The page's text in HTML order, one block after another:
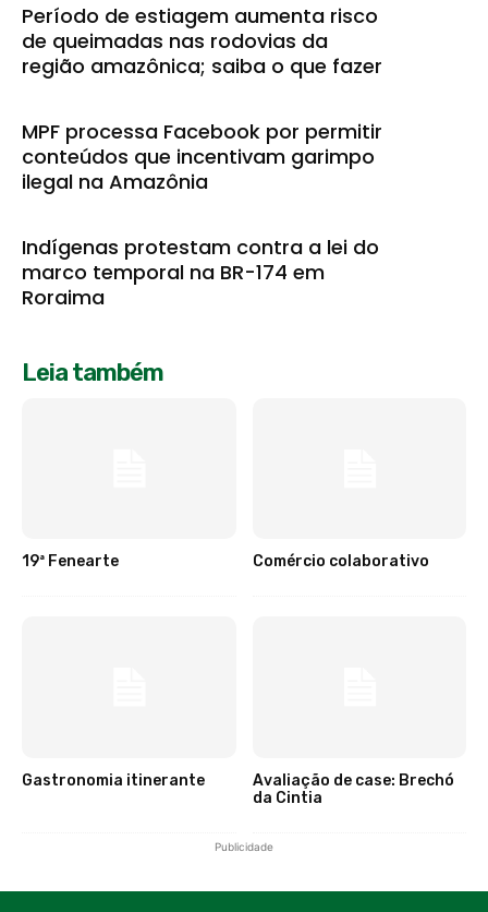
Período de estiagem aumenta risco
de queimadas nas rodovias da
região amazônica; saiba o que fazer
MPF processa Facebook por permitir
conteúdos que incentivam garimpo
ilegal na Amazônia
Indígenas protestam contra a lei do
marco temporal na BR-174 em
Roraima
Leia também
19ª Fenearte Comércio colaborativo
Gastronomia itinerante
Avaliação de case: Brechó
da Cintia
Publicidade